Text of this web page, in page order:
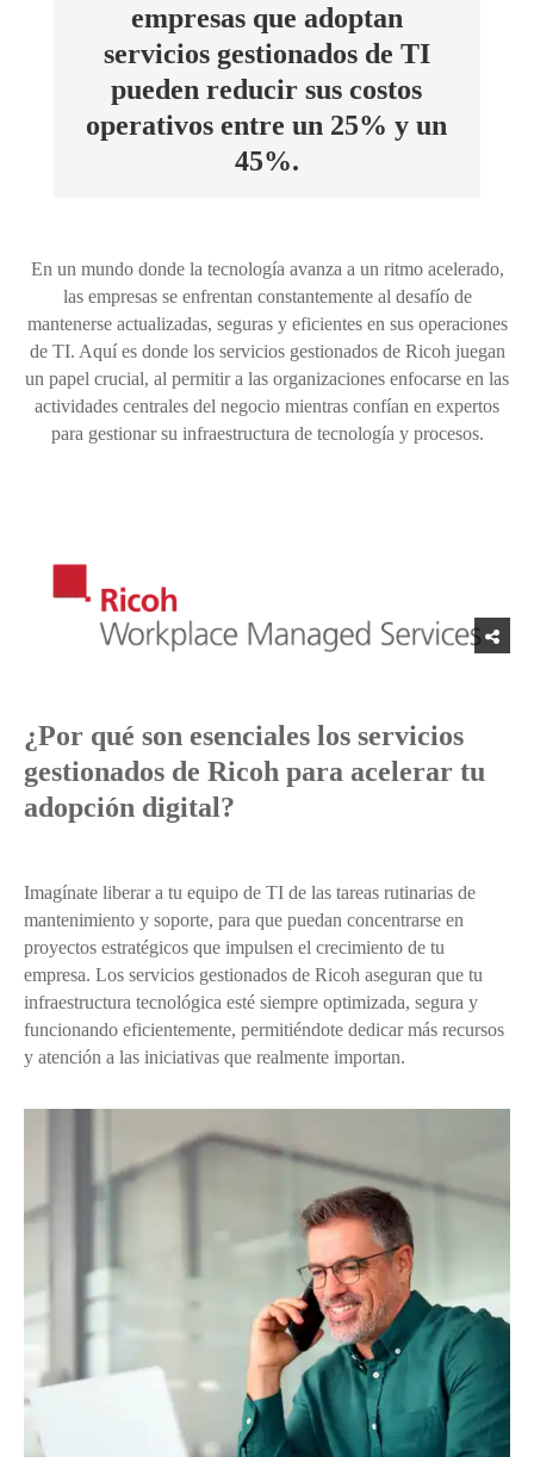
empresas que adoptan
servicios gestionados de TI
pueden reducir sus costos
operativos entre un 25% y un
45%.
En un mundo donde la tecnología avanza a un ritmo acelerado,
las empresas se enfrentan constantemente al desafío de
mantenerse actualizadas, seguras y eficientes en sus operaciones
de TI. Aquí es donde los servicios gestionados de Ricoh juegan
un papel crucial, al permitir a las organizaciones enfocarse en las
actividades centrales del negocio mientras confían en expertos
para gestionar su infraestructura de tecnología y procesos.
¿Por qué son esenciales los servicios
gestionados de Ricoh para acelerar tu
adopción digital?
Imagínate liberar a tu equipo de TI de las tareas rutinarias de
mantenimiento y soporte, para que puedan concentrarse en
proyectos estratégicos que impulsen el crecimiento de tu
empresa. Los servicios gestionados de Ricoh aseguran que tu
infraestructura tecnológica esté siempre optimizada, segura y
funcionando eficientemente, permitiéndote dedicar más recursos
y atención a las iniciativas que realmente importan.